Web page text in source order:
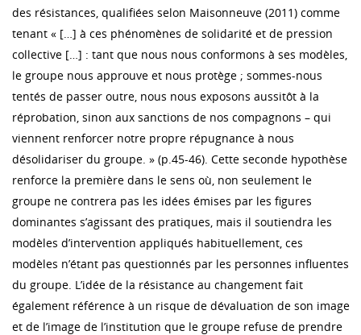
des résistances, qualifiées selon Maisonneuve (2011) comme
tenant « […] à ces phénomènes de solidarité et de pression
collective […] : tant que nous nous conformons à ses modèles,
le groupe nous approuve et nous protège ; sommes-nous
tentés de passer outre, nous nous exposons aussitôt à la
réprobation, sinon aux sanctions de nos compagnons – qui
viennent renforcer notre propre répugnance à nous
désolidariser du groupe. » (p.45-46). Cette seconde hypothèse
renforce la première dans le sens où, non seulement le
groupe ne contrera pas les idées émises par les figures
dominantes s’agissant des pratiques, mais il soutiendra les
modèles d’intervention appliqués habituellement, ces
modèles n’étant pas questionnés par les personnes influentes
du groupe. L’idée de la résistance au changement fait
également référence à un risque de dévaluation de son image
et de l’image de l’institution que le groupe refuse de prendre